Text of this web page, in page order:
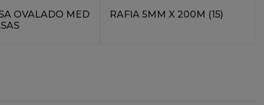
OVALADO MED
RAFIA 5MM X 200M (15)